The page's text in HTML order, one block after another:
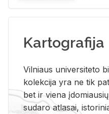
Kartografija
Vil­niaus uni­ver­si­te­to
ko­lek­ci­ja yra ne tik
bet ir vie­na
su­da­ro at­la­sai,